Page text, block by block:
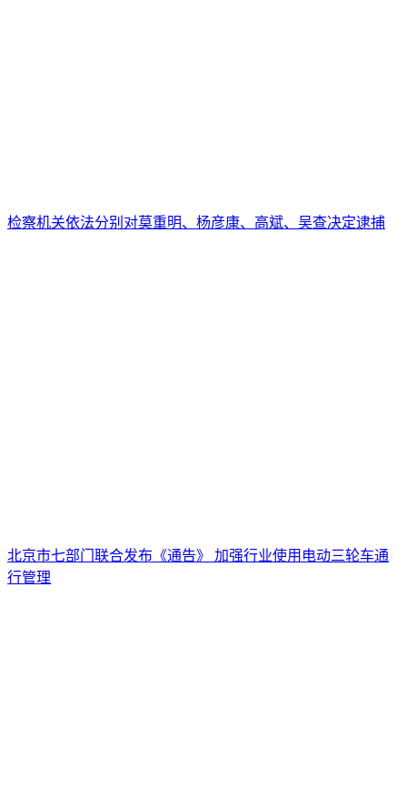
检察机关依法分别对莫重明、杨彦康、高斌、吴查决定逮捕
北京市七部门联合发布《通告》 加强行业使用电动三轮车通
行管理